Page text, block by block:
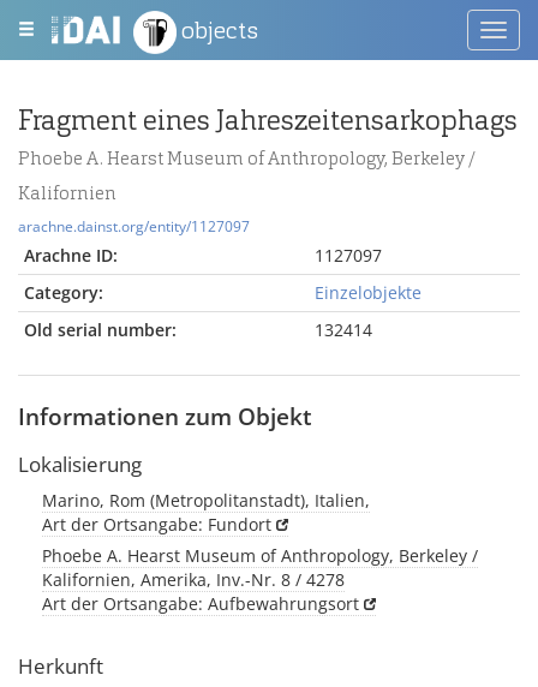
objects
Fragment eines Jahreszeitensarkophags
Phoebe A. Hearst Museum of Anthropology, Berkeley /
Kalifornien
arachne.dainst.org/entity/1127097
Arachne ID:
1127097
Category:
Einzelobjekte
Old serial number:
132414
Informationen zum Objekt
Lokalisierung
Marino, Rom (Metropolitanstadt), Italien,
Art der Ortsangabe: Fundort
Phoebe A. Hearst Museum of Anthropology, Berkeley /
Kalifornien, Amerika, Inv.-Nr. 8 / 4278
Art der Ortsangabe: Aufbewahrungsort
Herkunft